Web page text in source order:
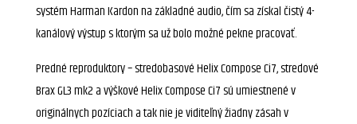
systém Harman Kardon na základné audio, čím sa získal čistý 4-
kanálový výstup s ktorým sa už bolo možné pekne pracovať.
Predné reproduktory – stredobasové Helix Compose Ci7, stredové
Brax GL3 mk2 a výškové Helix Compose Ci7 sú umiestnené v
originálnych pozíciach a tak nie je viditeľný žiadny zásah v